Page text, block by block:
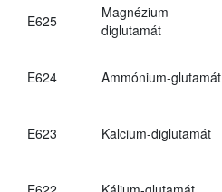
E625
Magnézium-
diglutamát
E624 Ammónium-glutamát
E623 Kalcium-diglutamát